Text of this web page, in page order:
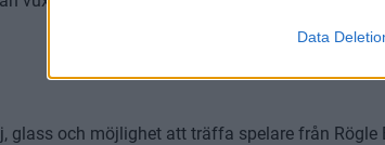
Data
glass och möjlighet att träffa spelare från